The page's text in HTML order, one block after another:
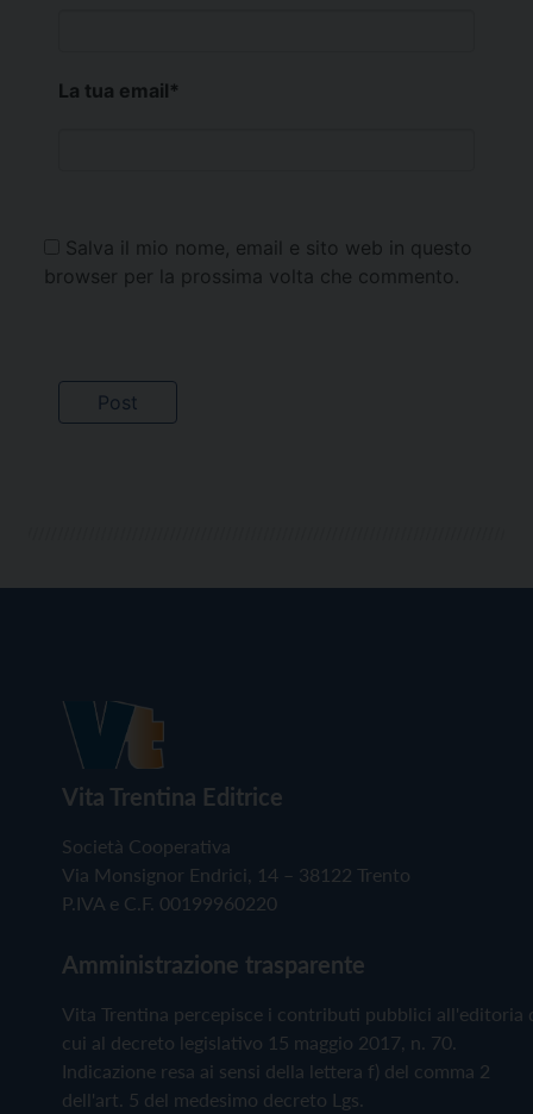
La tua email*
Salva il mio nome, email e sito web in questo
browser per la prossima volta che commento.
Vita Trentina Editrice
Società Cooperativa
Via Monsignor Endrici, 14 – 38122 Trento
P.IVA e C.F. 00199960220
Amministrazione trasparente
Vita Trentina percepisce i contributi pubblici all'editoria
cui al decreto legislativo 15 maggio 2017, n. 70.
Indicazione resa ai sensi della lettera f) del comma 2
dell'art. 5 del medesimo decreto Lgs.